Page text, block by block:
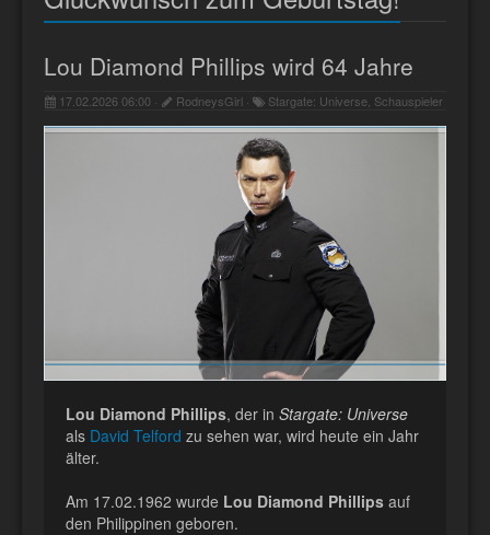
Lou Diamond Phillips wird 64 Jahre
17.02.2026 06:00 · RodneysGirl · Stargate: Universe, Schauspieler
Lou Diamond Phillips, der in Stargate: Universe
als David Telford zu sehen war, wird heute ein Jahr
älter.
Am 17.02.1962 wurde Lou Diamond Phillips auf
den Philippinen geboren.